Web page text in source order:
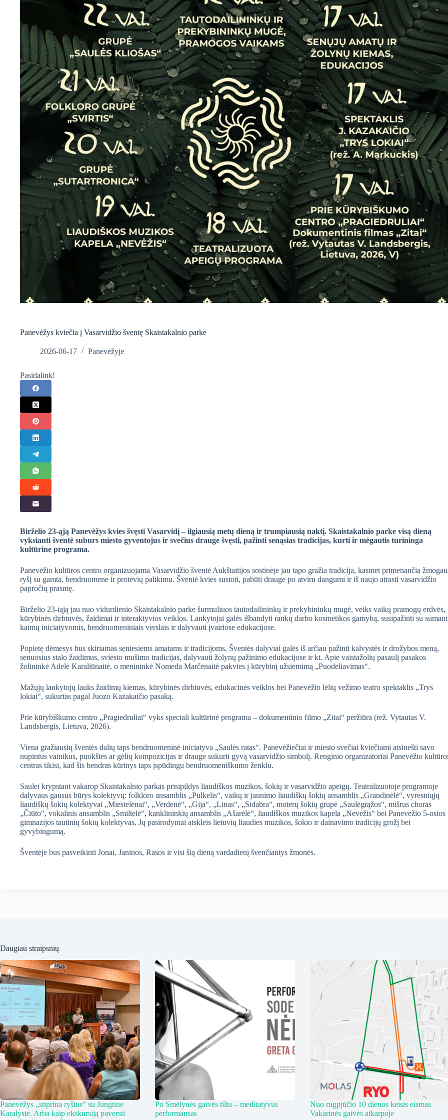
Panevėžys kviečia į Vasarvidžio šventę Skaistakalnio parke
2026-06-17 Panevėžyje
Pasidalink!
Birželio 23-ąją Panevėžys kvies švęsti Vasarvidį – ilgiausią metų dieną ir trumpiausią naktį. Skaistakalnio parke visą dieną
vyksianti šventė suburs miesto gyventojus ir svečius drauge švęsti, pažinti senąsias tradicijas, kurti ir mėgautis turininga
kultūrine programa.
Panevėžio kultūros centro organizuojama Vasarvidžio šventė Aukštaitijos sostinėje jau tapo gražia tradicija, kasmet primenančia
ryšį su gamta, bendruomene ir protėvių palikimu. Šventė kvies sustoti, pabūti drauge po atviru dangumi ir iš naujo atrasti vasarvidžio
papročių prasmę.
Birželio 23-iąją jau nuo vidurdienio Skaistakalnio parke šurmuliuos tautodailininkų ir prekybininkų mugė, veiks vaikų pramogų erdvės,
kūrybinės dirbtuvės, žaidimai ir interaktyvios veiklos. Lankytojai galės išbandyti rankų darbo kosmetikos gamybą, susipažinti su
kaimų iniciatyvomis, bendruomeniniais verslais ir dalyvauti įvairiose edukacijose.
Popietę dėmesys bus skiriamas seniesiems amatams ir tradicijoms. Šventės dalyviai galės iš arčiau pažinti kalvystės ir drožybos meną,
senuosius stalo žaidimus, sviesto mušimo tradicijas, dalyvauti žolynų pažinimo edukacijose ir kt. Apie vaistažolių pasaulį pasakos
žolininkė Adelė Karaliūnaitė, o menininkė Nomeda Marčėnaitė pakvies į kūrybinį užsiėmimą „Puodeliavimas“.
Mažųjų lankytojų lauks žaidimų kiemas, kūrybinės dirbtuvės, edukacinės veiklos bei Panevėžio lėlių vežimo teatro spektaklis „Trys
lokiai“, sukurtas pagal Juozo Kazakaičio pasaką.
Prie kūrybiškumo centro „Pragiedruliai“ vyks speciali kultūrinė programa – dokumentinio filmo „Zitai“ peržiūra (rež. Vytautas V.
Landsbergis, Lietuva, 2026).
Viena gražiausių šventės dalių taps bendruomeninė iniciatyva „Saulės ratas“. Panevėžiečiai ir miesto svečiai kviečiami atsinešti savo
nupintus vainikus, puokštes ar gėlių kompozicijas ir drauge sukurti gyvą vasarvidžio simbolį. Renginio organizatoriai Panevėžio
centras tikisi, kad šis bendras kūrinys taps įspūdingu bendruomeniškumo ženklu.
Saulei krypstant vakarop Skaistakalnio parkas prisipildys liaudiškos muzikos, šokių ir vasarvidžio apeigų. Teatralizuotoje programoje
dalyvaus gausus būrys kolektyvų: folkloro ansamblis „Pulkelis“, vaikų ir jaunimo liaudiškų šokių ansamblis „Grandinėlė“, vyresniųjų
liaudiškų šokių kolektyvai „Miestelėnai“, „Verdenė“, „Gija“, „Linas“, „Sidabra“, moterų šokių grupė „Saulėgrąžos“, mišrus choras
„Čiūto“, vokalinis ansamblis „Smiltelė“, kanklininkių ansamblis „Ašarėlė“, liaudiškos muzikos kapela „Nevėžis“ bei Panevėžio 5-osios
gimnazijos tautinių šokių kolektyvas. Jų pasirodymai atskleis lietuvių liaudies muzikos, šokio ir dainavimo tradicijų grožį bei
gyvybingumą.
Šventėje bus pasveikinti Jonai, Janinos, Rasos ir visi šią dieną vardadienį švenčiantys žmonės.
Daugiau straipsnių
Panevėžys „stiprina ryšius“ su Jungtine
Karalyste. Arba kaip ekskursiją paversti
Po Smėlynės gatvės tiltu – meditatyvus
performansas
Nuo rugpjūčio 10 dienos keisis eismas
Vakarinės gatvės atkarpoje